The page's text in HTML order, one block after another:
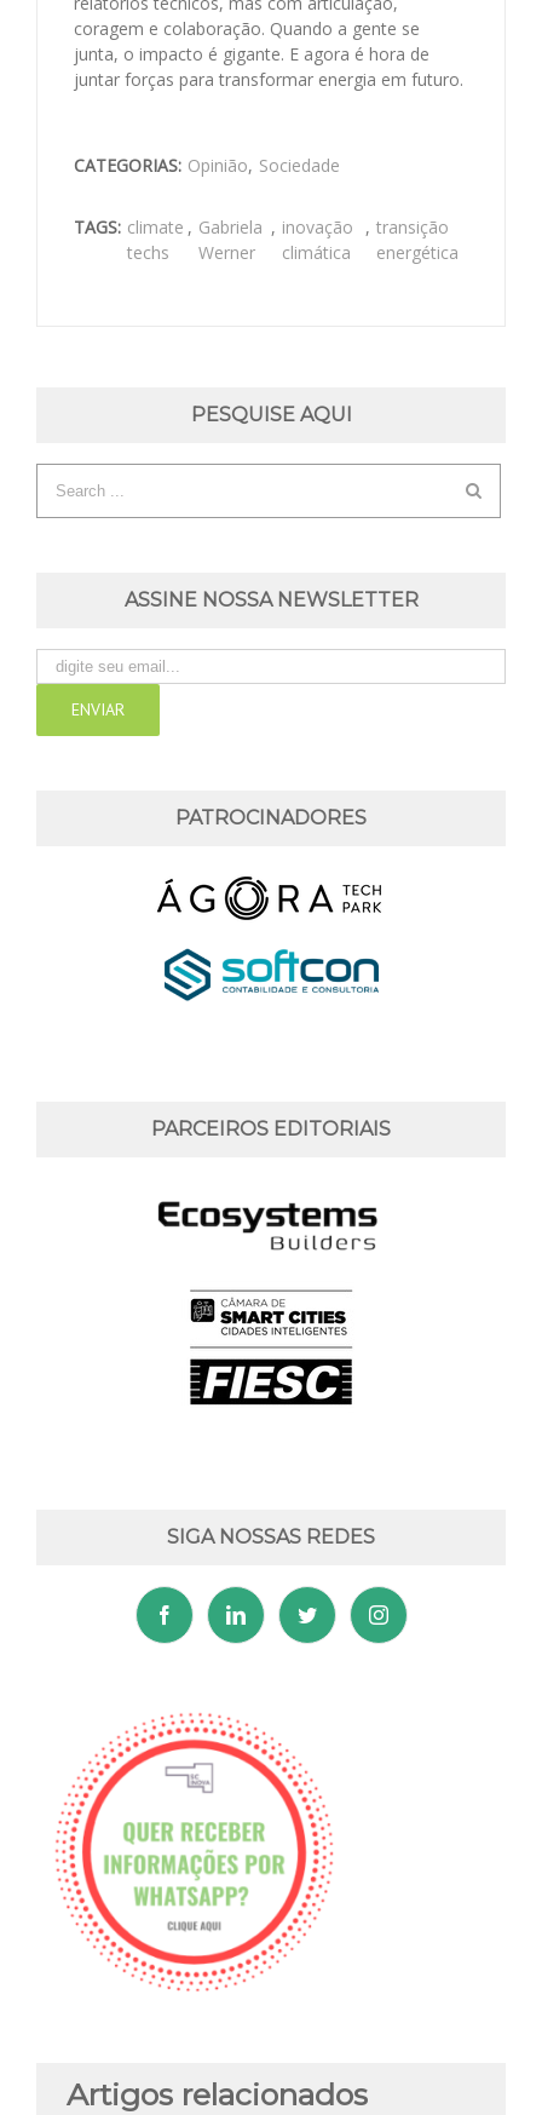
coragem e colaboração. Quando a gente se
junta, o impacto é gigante. E agora é hora de
juntar forças para transformar energia em futuro.
CATEGORIAS: Opinião, Sociedade
TAGS: climate
techs
, Gabriela
Werner
, inovação
climática
, transição
energética
PESQUISE AQUI
ASSINE NOSSA NEWSLETTER
PATROCINADORES
PARCEIROS EDITORIAIS
SIGA NOSSAS REDES
Artigos relacionados